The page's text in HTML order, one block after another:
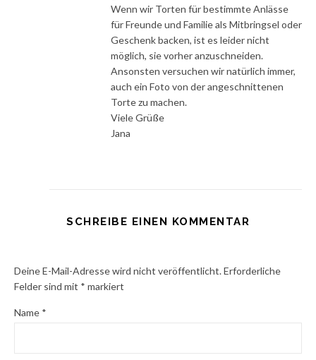
Wenn wir Torten für bestimmte Anlässe
für Freunde und Familie als Mitbringsel oder
Geschenk backen, ist es leider nicht
möglich, sie vorher anzuschneiden.
Ansonsten versuchen wir natürlich immer,
auch ein Foto von der angeschnittenen
Torte zu machen.
Viele Grüße
Jana
SCHREIBE EINEN KOMMENTAR
Deine E-Mail-Adresse wird nicht veröffentlicht.Erforderliche
Felder sind mit * markiert
Name *